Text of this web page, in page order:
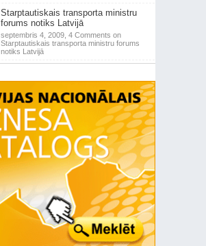
Starptautiskais transporta ministru
forums notiks Latvijā
septembris 4, 2009, 4 Comments on
Starptautiskais transporta ministru forums
notiks Latvijā